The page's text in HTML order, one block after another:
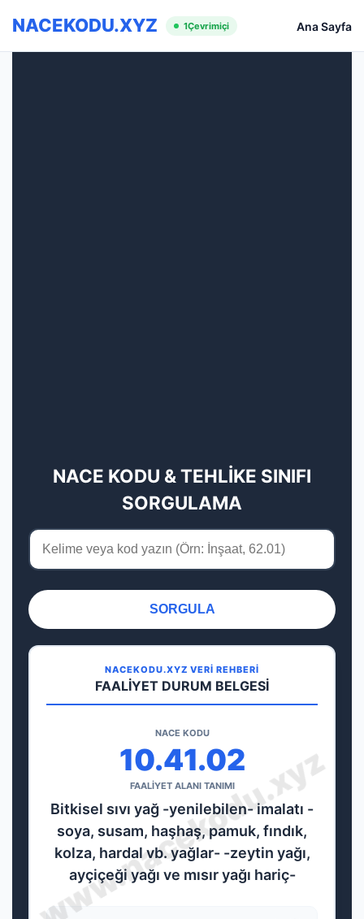
NACEKODU.XYZ 1Çevrimiçi Ana Sayfa
NACE KODU & TEHLİKE SINIFI
SORGULAMA
SORGULA
NACEKODU.XYZ VERİ REHBERİ
FAALİYET DURUM BELGESİ
NACE KODU
10.41.02
FAALİYET ALANI TANIMI
Bitkisel sıvı yağ -yenilebilen- imalatı -
soya, susam, haşhaş, pamuk, fındık,
kolza, hardal vb. yağlar- -zeytin yağı,
ayçiçeği yağı ve mısır yağı hariç-